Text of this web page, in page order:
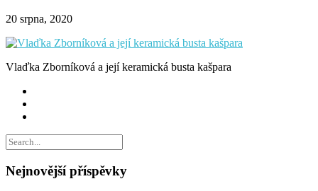
20 srpna, 2020
Vlaďka Zborníková a její keramická busta kašpara
Nejnovější příspěvky